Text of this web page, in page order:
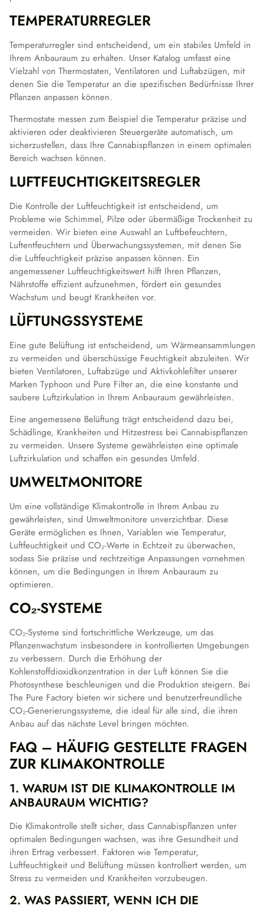
TEMPERATURREGLER
Temperaturregler sind entscheidend, um ein stabiles Umfeld in
Ihrem Anbauraum zu erhalten. Unser Katalog umfasst eine
Vielzahl von Thermostaten, Ventilatoren und Luftabzügen, mit
denen Sie die Temperatur an die spezifischen Bedürfnisse Ihrer
Pflanzen anpassen können.
Thermostate messen zum Beispiel die Temperatur präzise und
aktivieren oder deaktivieren Steuergeräte automatisch, um
sicherzustellen, dass Ihre Cannabispflanzen in einem optimalen
Bereich wachsen können.
LUFTFEUCHTIGKEITSREGLER
Die Kontrolle der Luftfeuchtigkeit ist entscheidend, um
Probleme wie Schimmel, Pilze oder übermäßige Trockenheit zu
vermeiden. Wir bieten eine Auswahl an Luftbefeuchtern,
Luftentfeuchtern und Überwachungssystemen, mit denen Sie
die Luftfeuchtigkeit präzise anpassen können. Ein
angemessener Luftfeuchtigkeitswert hilft Ihren Pflanzen,
Nährstoffe effizient aufzunehmen, fördert ein gesundes
Wachstum und beugt Krankheiten vor.
LÜFTUNGSSYSTEME
Eine gute Belüftung ist entscheidend, um Wärmeansammlungen
zu vermeiden und überschüssige Feuchtigkeit abzuleiten. Wir
bieten Ventilatoren, Luftabzüge und Aktivkohlefilter unserer
Marken Typhoon und Pure Filter an, die eine konstante und
saubere Luftzirkulation in Ihrem Anbauraum gewährleisten.
Eine angemessene Belüftung trägt entscheidend dazu bei,
Schädlinge, Krankheiten und Hitzestress bei Cannabispflanzen
zu vermeiden. Unsere Systeme gewährleisten eine optimale
Luftzirkulation und schaffen ein gesundes Umfeld.
UMWELTMONITORE
Um eine vollständige Klimakontrolle in Ihrem Anbau zu
gewährleisten, sind Umweltmonitore unverzichtbar. Diese
Geräte ermöglichen es Ihnen, Variablen wie Temperatur,
Luftfeuchtigkeit und CO₂-Werte in Echtzeit zu überwachen,
sodass Sie präzise und rechtzeitige Anpassungen vornehmen
können, um die Bedingungen in Ihrem Anbauraum zu
optimieren.
CO₂-SYSTEME
CO₂-Systeme sind fortschrittliche Werkzeuge, um das
Pflanzenwachstum insbesondere in kontrollierten Umgebungen
zu verbessern. Durch die Erhöhung der
Kohlenstoffdioxidkonzentration in der Luft können Sie die
Photosynthese beschleunigen und die Produktion steigern. Bei
The Pure Factory bieten wir sichere und benutzerfreundliche
CO₂-Generierungssysteme, die ideal für alle sind, die ihren
Anbau auf das nächste Level bringen möchten.
FAQ – HÄUFIG GESTELLTE FRAGEN
ZUR KLIMAKONTROLLE
1. WARUM IST DIE KLIMAKONTROLLE IM
ANBAURAUM WICHTIG?
Die Klimakontrolle stellt sicher, dass Cannabispflanzen unter
optimalen Bedingungen wachsen, was ihre Gesundheit und
ihren Ertrag verbessert. Faktoren wie Temperatur,
Luftfeuchtigkeit und Belüftung müssen kontrolliert werden, um
Stress zu vermeiden und Krankheiten vorzubeugen.
2. WAS PASSIERT, WENN ICH DIE